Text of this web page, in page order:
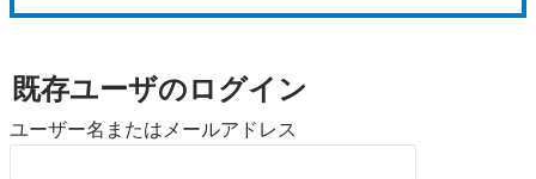
既存ユーザのログイン
ユーザー名またはメールアドレス